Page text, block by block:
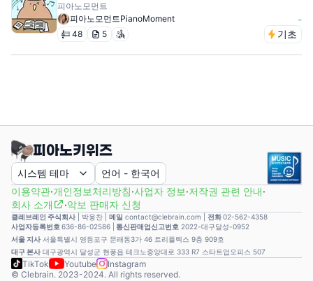
피아노모먼트
피아노모먼트PianoMoment
-
48 5 기초
시스템 테마 언어 - 한국어
이용약관·개인정보처리방침·사업자 정보·저작권 관련 안내·
회사 소개
·악보 판매자 신청
클레브레인 주식회사| 박웅찬 메일 contact@clebrain.com | 전화02-562-4358
사업자등록번호 636-86-02586 | 통신판매업신고번호 2022-대구달성-0952
서울 지사 서울특별시 영등포구 문래동3가 46 트리플렉스 9층 909호
대구 본사 대구광역시 달성군 현풍읍 테크노중앙대로 333 R7 스타트업오피스 507
TikTok Youtube
Instagram
© Clebrain. 2023-2024. All rights reserved.